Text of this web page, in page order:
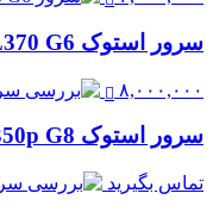
سرور استوک HP ProLiant ML370 G6
۸,۰۰۰,۰۰۰
سرور استوک HPE ProLiant ML350p G8
تماس بگیرید